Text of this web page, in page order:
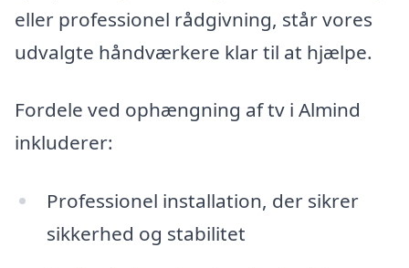
eller professionel rådgivning, står vores
udvalgte håndværkere klar til at hjælpe.
Fordele ved ophængning af tv i Almind
inkluderer:
Professionel installation, der sikrer
sikkerhed og stabilitet